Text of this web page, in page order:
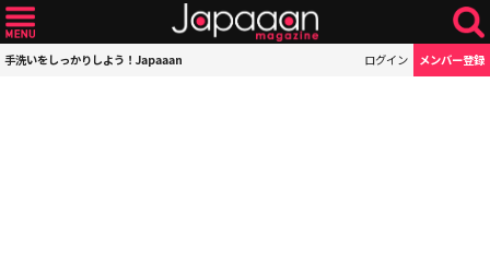
手洗いをしっかりしよう！Japaaan ログイン メンバー登録